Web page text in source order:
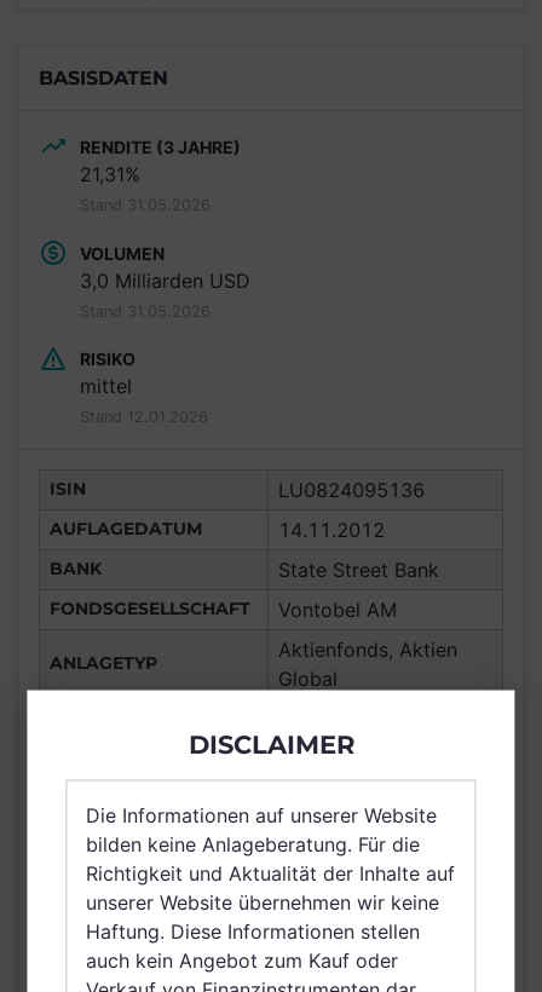
BASISDATEN
RENDITE (3 JAHRE)
21,31%
Stand 31.05.2026
VOLUMEN
3,0 Milliarden USD
Stand 31.05.2026
RISIKO
mittel
Stand 12.01.2026
ISIN LU0824095136
AUFLAGEDATUM 14.11.2012
BANK State Street Bank
FONDSGESELLSCHAFT Vontobel AM
ANLAGETYP
Aktienfonds, Aktien
Global
thesaurierend
VERTRIEBSZULASSUNG
Deutschland,
Luxemburg,
Vereinigtes Königreich
Großbritannien und
Nordirland, Schweiz,
Singapur
DISCLAIMER
Die Informationen auf unserer Website
bilden keine Anlageberatung. Für die
Richtigkeit und Aktualität der Inhalte auf
unserer Website übernehmen wir keine
Haftung. Diese Informationen stellen
auch kein Angebot zum Kauf oder